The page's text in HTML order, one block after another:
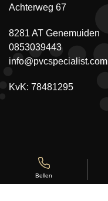
Achterweg 67
8281 AT Genemuiden
0853039443
info@pvcspecialist.com
KvK: 78481295
Bellen